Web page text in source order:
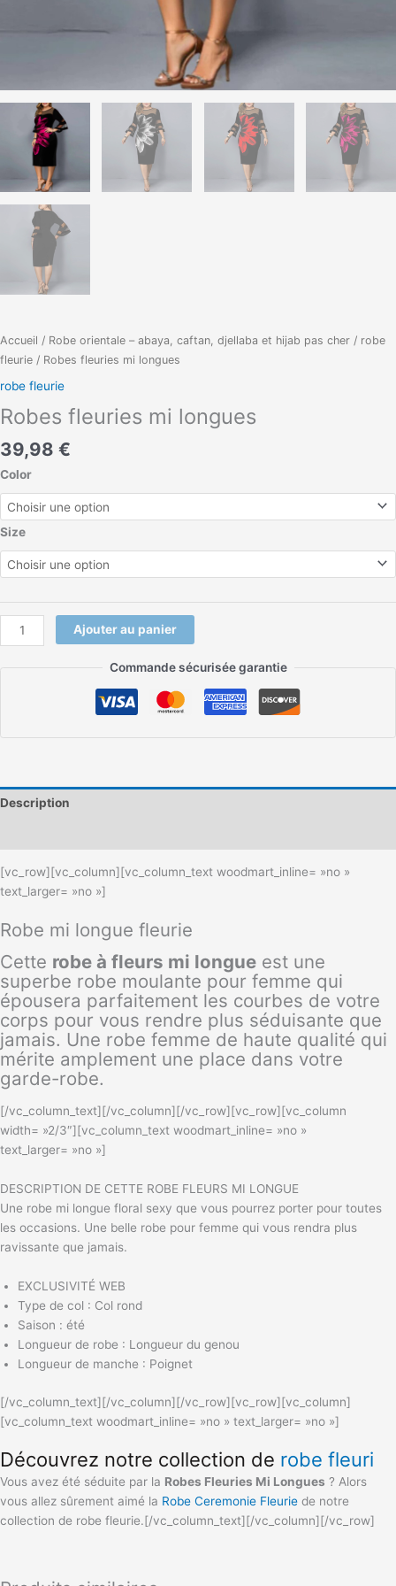
Accueil / Robe orientale – abaya, caftan, djellaba et hijab pas cher / robe
fleurie / Robes fleuries mi longues
robe fleurie
Robes fleuries mi longues
39,98 €
Color
Size
Ajouter au panier
Commande sécurisée garantie
Description
[vc_row][vc_column][vc_column_text woodmart_inline= »no »
text_larger= »no »]
Robe mi longue fleurie
Cette robe à fleurs mi longue est une
superbe robe moulante pour femme qui
épousera parfaitement les courbes de votre
corps pour vous rendre plus séduisante que
jamais. Une robe femme de haute qualité qui
mérite amplement une place dans votre
garde-robe.
[/vc_column_text][/vc_column][/vc_row][vc_row][vc_column
width= »2/3″][vc_column_text woodmart_inline= »no »
text_larger= »no »]
DESCRIPTION DE CETTE ROBE FLEURS MI LONGUE
Une robe mi longue floral sexy que vous pourrez porter pour toutes
les occasions. Une belle robe pour femme qui vous rendra plus
ravissante que jamais.
EXCLUSIVITÉ WEB
Type de col : Col rond
Saison : été
Longueur de robe : Longueur du genou
Longueur de manche : Poignet
[/vc_column_text][/vc_column][/vc_row][vc_row][vc_column]
[vc_column_text woodmart_inline= »no » text_larger= »no »]
Découvrez notre collection de robe fleuri
Vous avez été séduite par la Robes Fleuries Mi Longues ? Alors
vous allez sûrement aimé la Robe Ceremonie Fleurie de notre
collection de robe fleurie.[/vc_column_text][/vc_column][/vc_row]